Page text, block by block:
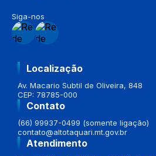
Siga-nos
Localização
Av. Macario Subtil de Oliveira, 848
CEP: 78785-000
Contato
(66) 99937-0499 (somente ligação)
contato@altotaquari.mt.gov.br
Atendimento